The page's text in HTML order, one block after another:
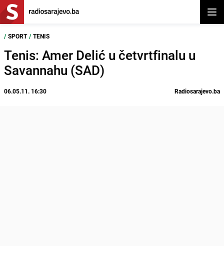
/ SPORT / TENIS
Tenis: Amer Delić u četvrtfinalu u
Savannahu (SAD)
06.05.11. 16:30 Radiosarajevo.ba